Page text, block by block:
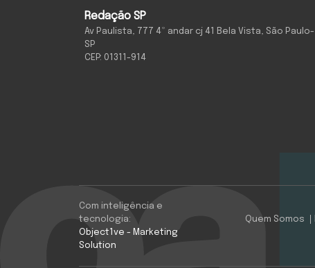
Redação SP
Av Paulista, 777 4º andar cj 41 Bela Vista, São Paulo-
SP
CEP: 01311-914
Com inteligência e
tecnologia:
Object1ve - Marketing
Solution
Quem Somos